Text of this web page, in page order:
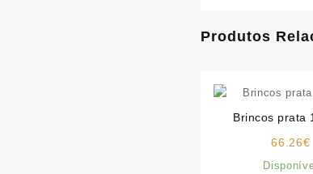
Produtos
Brincos prata
66.26€